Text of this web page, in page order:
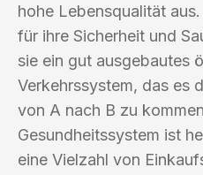
hohe Lebensqualität
für ihre Sicherheit und
sie ein gut ausgebautes
Verkehrssystem, das es
von A nach B zu
Gesundheitssystem ist
eine Vielzahl von